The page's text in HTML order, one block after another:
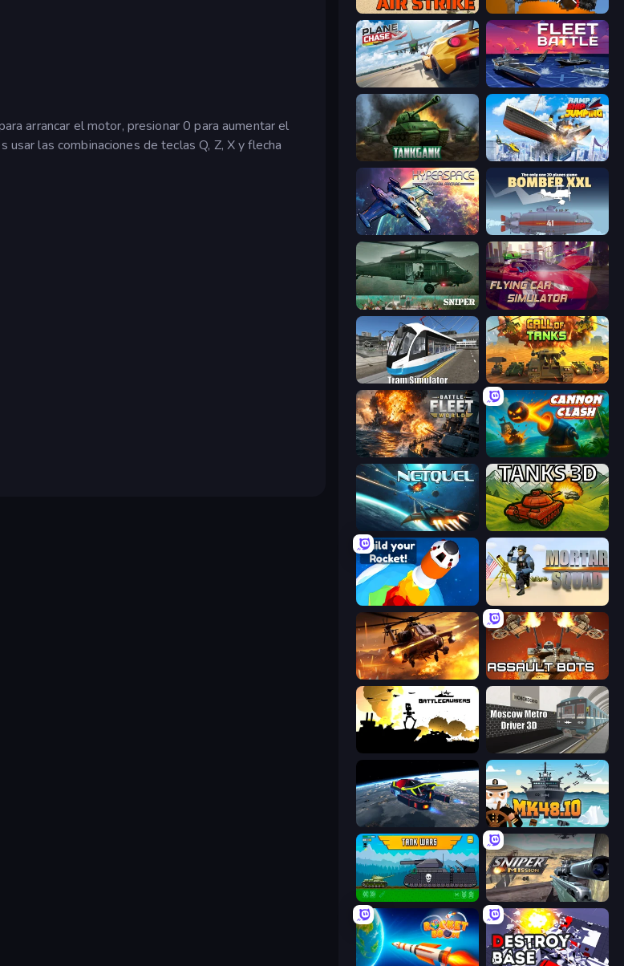
arrancar el motor, presionar 0 para aumentar el
las combinaciones de teclas Q, Z, X y flecha
Air Strike Plated Glory
Plane Chase Fleet Battle
Tankgank Ship Ramp Jumping
Hyperspace: Quantum Fracture Bomber XXL
SNIPER Flying Car Simulator
Tram Simulator Call of Tanks
Battle Fleet World Cannon Clash
Netquel Tanks 3D
Build your Rocket Mortar Squad
Heli Military Base Assault Bots
Flying Wings HoverCraft Mk48.io
Tanks 2D: Tank Wars Sniper Mission